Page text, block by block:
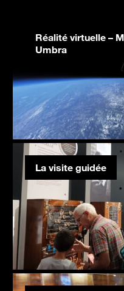
Réalité virtuelle –
Umbra
La visite guidée